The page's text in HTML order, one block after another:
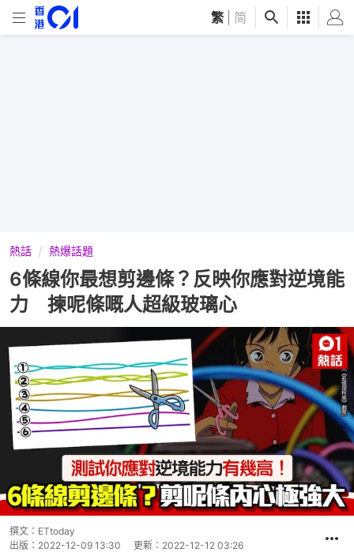
繁 简
熱話 熱爆話題
6條線你最想剪邊條？反映你應對逆境能
力 揀呢條嘅人超級玻璃心
撰文： ETtoday
出版： 2022-12-09 13:30 更新： 2022-12-12 03:26